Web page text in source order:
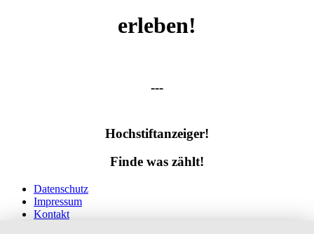
erleben!
---
Hochstiftanzeiger!
Finde was zählt!
Datenschutz
Impressum
Kontakt